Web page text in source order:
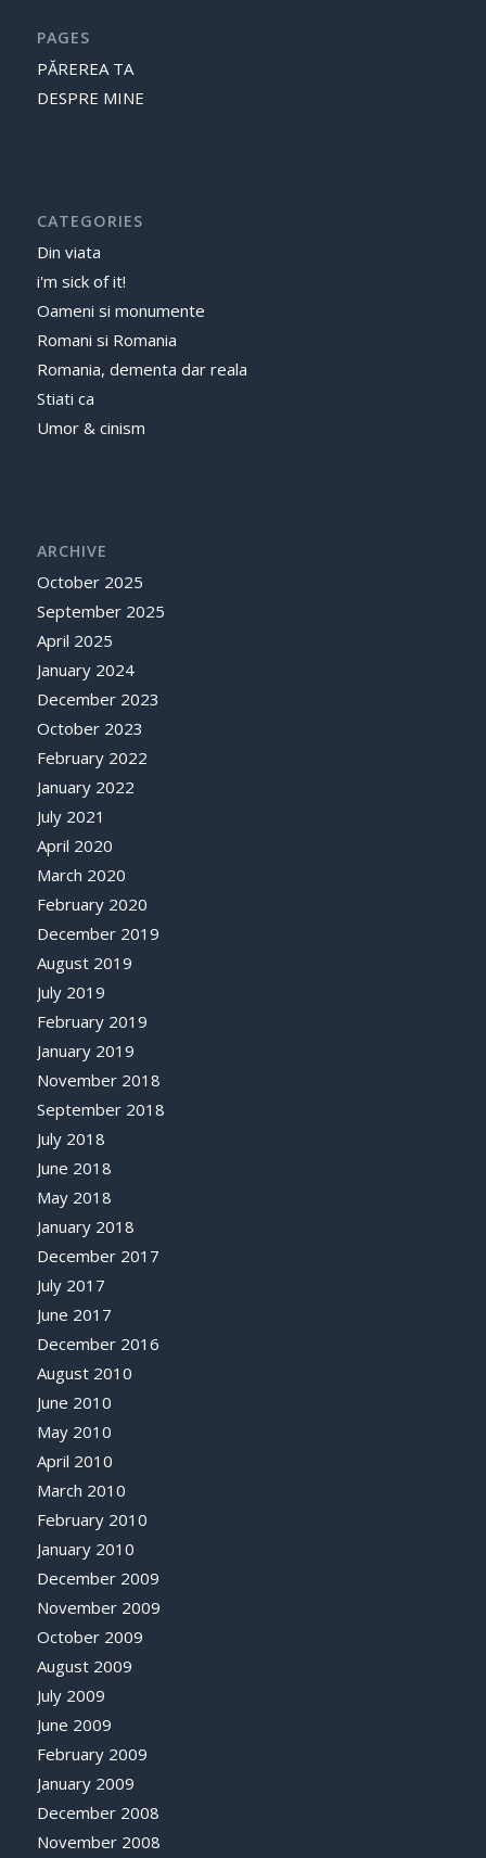
PAGES
PĂREREA TA
DESPRE MINE
CATEGORIES
Din viata
i'm sick of it!
Oameni si monumente
Romani si Romania
Romania, dementa dar reala
Stiati ca
Umor & cinism
ARCHIVE
October 2025
September 2025
April 2025
January 2024
December 2023
October 2023
February 2022
January 2022
July 2021
April 2020
March 2020
February 2020
December 2019
August 2019
July 2019
February 2019
January 2019
November 2018
September 2018
July 2018
June 2018
May 2018
January 2018
December 2017
July 2017
June 2017
December 2016
August 2010
June 2010
May 2010
April 2010
March 2010
February 2010
January 2010
December 2009
November 2009
October 2009
August 2009
July 2009
June 2009
February 2009
January 2009
December 2008
November 2008